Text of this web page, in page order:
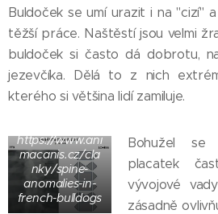
Buldoček se umí urazit i na "cizí"
těžší práce. Naštěstí jsou velmi
buldoček si často dá dobrotu,
jezevčíka. Dělá to z nich
kterého si většina lidí zamiluje.
https://www.ani
macanis.cz/cla
nky/spine-
anomalies-in-
french-bulldogs
Bohužel se
placatek
vývojové
zásadně